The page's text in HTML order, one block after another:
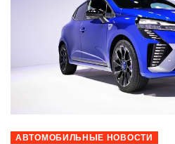
АВТОМОБИЛЬНЫЕ НОВОСТИ